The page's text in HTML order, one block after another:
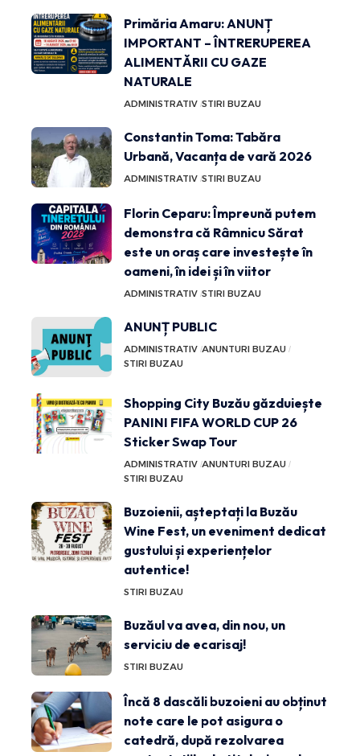
Primăria Amaru: ANUNȚ
IMPORTANT – ÎNTRERUPEREA
ALIMENTĂRII CU GAZE
NATURALE
ADMINISTRATIV STIRI BUZAU
Constantin Toma: Tabăra
Urbană, Vacanța de vară 2026
ADMINISTRATIV STIRI BUZAU
Florin Ceparu: Împreună putem
demonstra că Râmnicu Sărat
este un oraș care investește în
oameni, în idei și în viitor
ADMINISTRATIV STIRI BUZAU
ANUNȚ PUBLIC
ADMINISTRATIV ANUNTURI BUZAU
STIRI BUZAU
Shopping City Buzău găzduiește
PANINI FIFA WORLD CUP 26
Sticker Swap Tour
ADMINISTRATIV ANUNTURI BUZAU
STIRI BUZAU
Buzoienii, așteptați la Buzău
Wine Fest, un eveniment dedicat
gustului și experiențelor
autentice!
STIRI BUZAU
Buzăul va avea, din nou, un
serviciu de ecarisaj!
STIRI BUZAU
Încă 8 dascăli buzoieni au obținut
note care le pot asigura o
catedră, după rezolvarea